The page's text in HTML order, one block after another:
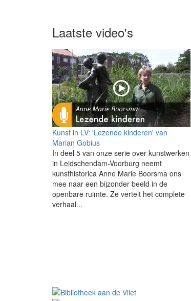
Laatste video's
Kunst in LV: 'Lezende kinderen' van
Marian Gobius
In deel 5 van onze serie over kunstwerken
in Leidschendam-Voorburg neemt
kunsthistorica Anne Marie Boorsma ons
mee naar een bijzonder beeld in de
openbare ruimte. Ze vertelt het complete
verhaal...